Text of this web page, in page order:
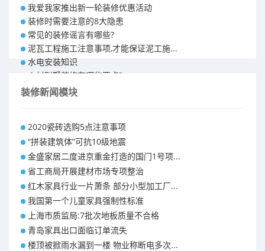
我爱我家推出新一轮装修优惠活动
装修时需要注意的8大隐患
常见的装修谣言有哪些?
泥瓦工程施工注意事项,才能保证泥工施...
水电安装知识
乡村别墅装修有哪些要点?
别墅怎样装修之装修技巧
昆明110平米装修预算 装修报价清单
昆明100平米装修多少钱
装修新闻模块
2020瓷砖选购5点注意事项
“拼装建筑体”可抗10级地震
金盛家居二度进京重金打造的国门1号项...
省工商局开展建材市场专项整治
红木家具行业一片萧条 部分小型加工厂...
我国第一个儿童家具强制性标准
上海市质监局:7批次地板质量不合格
青岛家具出口面临订单流失
楼顶被掀雨水漏到一楼 物业称断电多次...